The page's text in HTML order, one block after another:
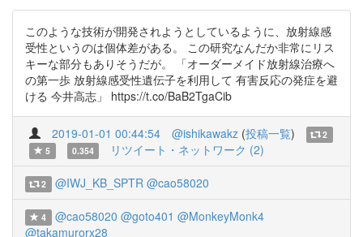
このような技術が開発されようとしているように、放射線感
受性というのは個体差がある。 この研究なんだか非常にリス
キーな部分もありそうだが。 「オーダーメイド放射線治療へ
の第一歩 放射線感受性遺伝子を利用して 有害反応の発症を避
ける 今井高志」 https://t.co/BaB2TgaCib
2019-01-01 00:44:54 @ishikawakz (投稿一覧)
2
5
0.354 リツイート・ネットワーク (2)
2 @IWJ_KB_SPTR @cao58020
4 @cao58020 @goto401 @MonkeyMonk4
@takamurorx28